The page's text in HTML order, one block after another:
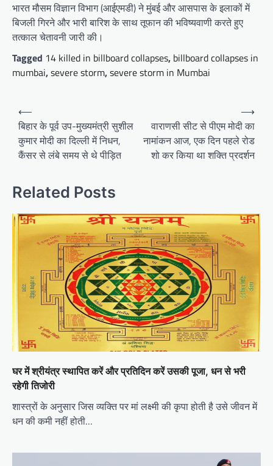
भारत मौसम विज्ञान विभाग (आईएमडी) ने मुंबई और आसपास के इलाकों में
बिजली गिरने और भारी बारिश के साथ तूफान की भविष्यवाणी करते हुए
तत्काल चेतावनी जारी की।
Tagged 14 killed in billboard collapses, billboard collapses in
mumbai,severe storm,severe storm in Mumbai
Post
navigation
⟵
बिहार के पूर्व उप-मुख्यमंत्री सुशील
कुमार मोदी का दिल्ली में निधन,
कैंसर से लंबे समय से थे पीड़ित
वाराणसी सीट से पीएम मोदी का
नामांकन आज, एक दिन पहले रोड
शो कर किया था शक्ति प्रदर्शन
⟶
Related Posts
घर में श्रीयंत्र स्थापित करें और प्रतिदिन करें उसकी पूजा, धन से भरी
रहेगी तिजोरी
शास्त्रों के अनुसार जिस व्यक्ति पर मां लक्ष्मी की कृपा होती है उसे जीवन में
धन की कमी नहीं होती…